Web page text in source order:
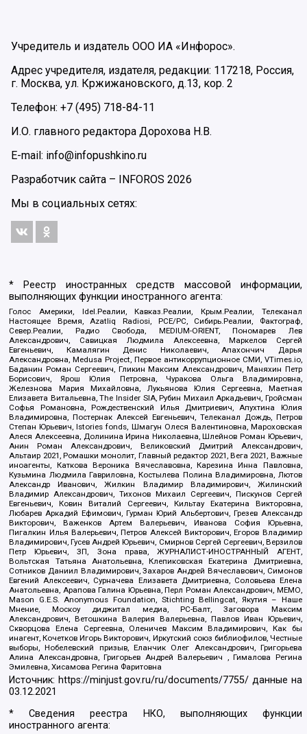
Учредитель и издатель ООО ИА «Инфорос».
Адрес учредителя, издателя, редакции: 117218, Россия,
г. Москва, ул. Кржижановского, д.13, кор. 2
Телефон: +7 (495) 718-84-11
И.О. главного редактора Дорохова Н.В.
E-mail: info@infopushkino.ru
Разработчик сайта – INFOROS 2026
Мы в социальных сетях:
* Реестр иностранных средств массовой информации,
выполняющих функции иностранного агента:
Голос Америки, Idel.Реалии, Кавказ.Реалии, Крым.Реалии, Телеканал
Настоящее Время, Azatliq Radiosi, PCE/PC, Сибирь.Реалии, Фактограф,
Север.Реалии, Радио Свобода, MEDIUM-ORIENT, Пономарев Лев
Александрович, Савицкая Людмила Алексеевна, Маркелов Сергей
Евгеньевич, Камалягин Денис Николаевич, Апахончич Дарья
Александровна, Medusa Project, Первое антикоррупционное СМИ, VTimes.io,
Баданин Роман Сергеевич, Гликин Максим Александрович, Маняхин Петр
Борисович, Ярош Юлия Петровна, Чуракова Ольга Владимировна,
Железнова Мария Михайловна, Лукьянова Юлия Сергеевна, Маетная
Елизавета Витальевна, The Insider SIA, Рубин Михаил Аркадьевич, Гройсман
Софья Романовна, Рождественский Илья Дмитриевич, Апухтина Юлия
Владимировна, Постернак Алексей Евгеньевич, Телеканал Дождь, Петров
Степан Юрьевич, Istories fonds, Шмагун Олеся Валентиновна, Мароховская
Алеся Алексеевна, Долинина Ирина Николаевна, Шлейнов Роман Юрьевич,
Анин Роман Александрович, Великовский Дмитрий Александрович,
Альтаир 2021, Ромашки монолит, Главный редактор 2021, Вега 2021, Важные
иноагенты, Каткова Вероника Вячеславовна, Карезина Инна Павловна,
Кузьмина Людмила Гавриловна, Костылева Полина Владимировна, Лютов
Александр Иванович, Жилкин Владимир Владимирович, Жилинский
Владимир Александрович, Тихонов Михаил Сергеевич, Пискунов Сергей
Евгеньевич, Ковин Виталий Сергеевич, Кильтау Екатерина Викторовна,
Любарев Аркадий Ефимович, Гурман Юрий Альбертович, Грезев Александр
Викторович, Важенков Артем Валерьевич, Иванова София Юрьевна,
Пигалкин Илья Валерьевич, Петров Алексей Викторович, Егоров Владимир
Владимирович, Гусев Андрей Юрьевич, Смирнов Сергей Сергеевич, Верзилов
Петр Юрьевич, ЗП, Зона права, ЖУРНАЛИСТ-ИНОСТРАННЫЙ АГЕНТ,
Вольтская Татьяна Анатольевна, Клепиковская Екатерина Дмитриевна,
Сотников Даниил Владимирович, Захаров Андрей Вячеславович, Симонов
Евгений Алексеевич, Сурначева Елизавета Дмитриевна, Соловьева Елена
Анатольевна, Арапова Галина Юрьевна, Перл Роман Александрович, МЕМО,
Mason G.E.S. Anonymous Foundation, Stichting Bellingcat, Якутия – Наше
Мнение, Москоу диджитал медиа, РС-Балт, Заговора Максим
Александрович, Ветошкина Валерия Валерьевна, Павлов Иван Юрьевич,
Скворцова Елена Сергеевна, Оленичев Максим Владимирович, Как бы
инагент, Кочетков Игорь Викторович, Иркутский союз библиофилов, Честные
выборы, Нобелевский призыв, Еланчик Олег Александрович, Григорьева
Алина Александровна, Григорьев Андрей Валерьевич , Гималова Регина
Эмилевна, Хисамова Регина Фаритовна
Источник: https://minjust.gov.ru/ru/documents/7755/ данные на
03.12.2021
* Сведения реестра НКО, выполняющих функции
иностранного агента: